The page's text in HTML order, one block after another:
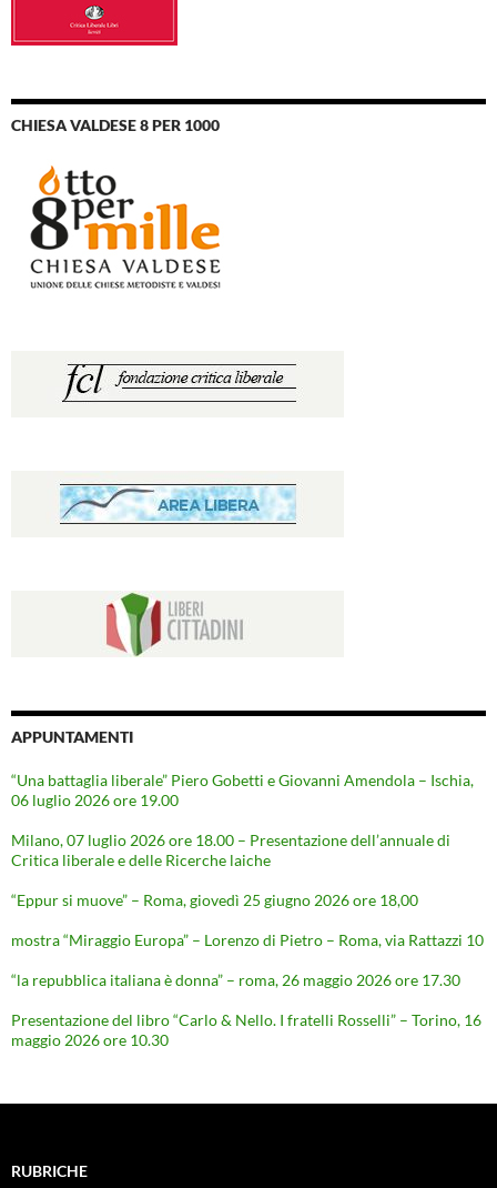
CHIESA VALDESE 8 PER 1000
APPUNTAMENTI
“Una battaglia liberale” Piero Gobetti e Giovanni Amendola – Ischia,
06 luglio 2026 ore 19.00
Milano, 07 luglio 2026 ore 18.00 – Presentazione dell’annuale di
Critica liberale e delle Ricerche laiche
“Eppur si muove” – Roma, giovedì 25 giugno 2026 ore 18,00
mostra “Miraggio Europa” – Lorenzo di Pietro – Roma, via Rattazzi 10
“la repubblica italiana è donna” – roma, 26 maggio 2026 ore 17.30
Presentazione del libro “Carlo & Nello. I fratelli Rosselli” – Torino, 16
maggio 2026 ore 10.30
RUBRICHE